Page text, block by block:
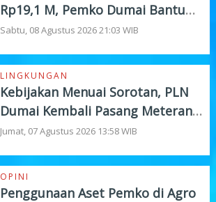
Rp19,1 M, Pemko Dumai Bantu
Instansi Vertikal Rp4,5 M
Sabtu, 08 Agustus 2026 21:03 WIB
LINGKUNGAN
Kebijakan Menuai Sorotan, PLN
Dumai Kembali Pasang Meteran
Listrik Pelanggan
Jumat, 07 Agustus 2026 13:58 WIB
OPINI
Penggunaan Aset Pemko di Agro